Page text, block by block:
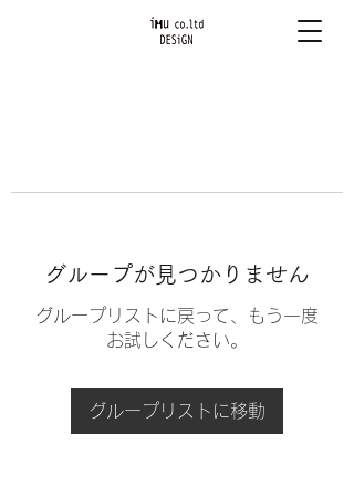
グループが見つかりません
グループリストに戻って、もう一度
お試しください。
グループリストに移動